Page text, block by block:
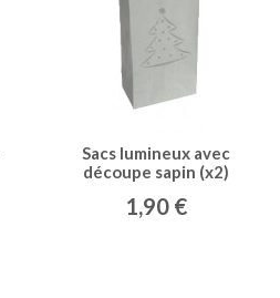
Sacs lumineux avec
découpe sapin (x2)
1,90 €